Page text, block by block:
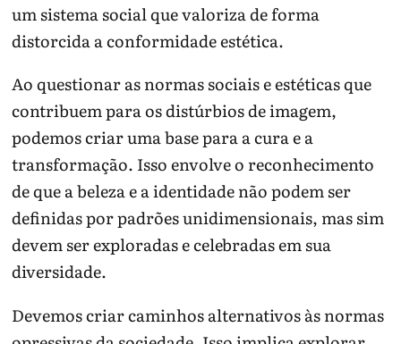
um sistema social que valoriza de forma
distorcida a conformidade estética.
Ao questionar as normas sociais e estéticas que
contribuem para os distúrbios de imagem,
podemos criar uma base para a cura e a
transformação. Isso envolve o reconhecimento
de que a beleza e a identidade não podem ser
definidas por padrões unidimensionais, mas sim
devem ser exploradas e celebradas em sua
diversidade.
Devemos criar caminhos alternativos às normas